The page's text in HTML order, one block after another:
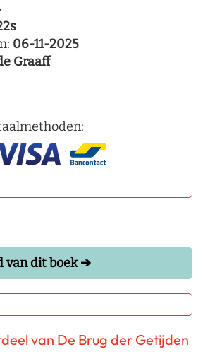
06-11-2025
Graaff
van dit boek ➔
van De Brug der Getijden